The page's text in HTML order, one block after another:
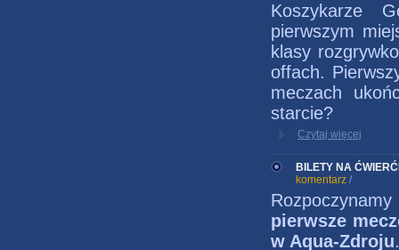
Koszykarze
pierwszym
klasy
offach.
meczach
starcie?
Czytaj więcej
BILETY NA
komentarz /
pierwsze
w Aqua-Zdroju.